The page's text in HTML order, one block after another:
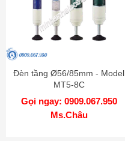
Đèn tầng Ø56/85mm - Model
MT5-8C
Gọi ngay: 0909.067.950
Ms.Châu